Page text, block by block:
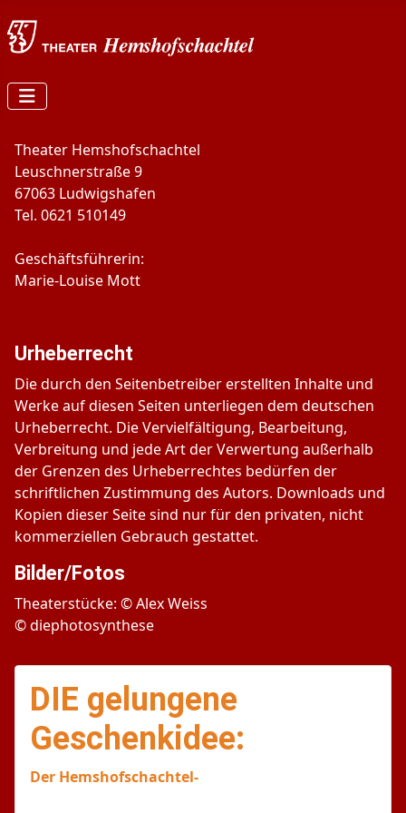
DIE gelungene
Geschenkidee:
Der Hemshofschachtel-
Theater Hemshofschachtel
Leuschnerstraße 9
67063 Ludwigshafen
Tel. 0621 510149
Geschäftsführerin:
Marie-Louise Mott
Urheberrecht
Die durch den Seitenbetreiber erstellten Inhalte und
Werke auf diesen Seiten unterliegen dem deutschen
Urheberrecht. Die Vervielfältigung, Bearbeitung,
Verbreitung und jede Art der Verwertung außerhalb
der Grenzen des Urheberrechtes bedürfen der
schriftlichen Zustimmung des Autors. Downloads und
Kopien dieser Seite sind nur für den privaten, nicht
kommerziellen Gebrauch gestattet.
Bilder/Fotos
Theaterstücke: © Alex Weiss
© diephotosynthese